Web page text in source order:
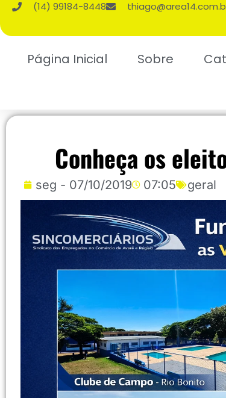
(14) 99184-8448
Página Inicial Sobre
Conheça os
seg - 07/10/2019 07:05 geral